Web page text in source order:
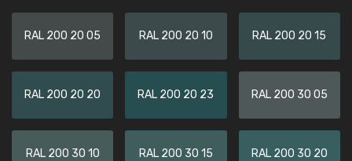
RAL 200 20 05 RAL 200 20 10 RAL 200 20 15
RAL 200 20 20 RAL 200 20 23 RAL 200 30 05
RAL 200 30 10 RAL 200 30 15 RAL 200 30 20